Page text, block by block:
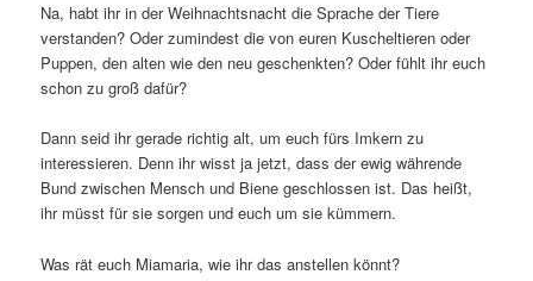
Na, habt ihr in der Weihnachtsnacht die Sprache der Tiere
verstanden? Oder zumindest die von euren Kuscheltieren oder
Puppen, den alten wie den neu geschenkten? Oder fühlt ihr euch
schon zu groß dafür?
Dann seid ihr gerade richtig alt, um euch fürs Imkern zu
interessieren. Denn ihr wisst ja jetzt, dass der ewig währende
Bund zwischen Mensch und Biene geschlossen ist. Das heißt,
ihr müsst für sie sorgen und euch um sie kümmern.
Was rät euch Miamaria, wie ihr das anstellen könnt?